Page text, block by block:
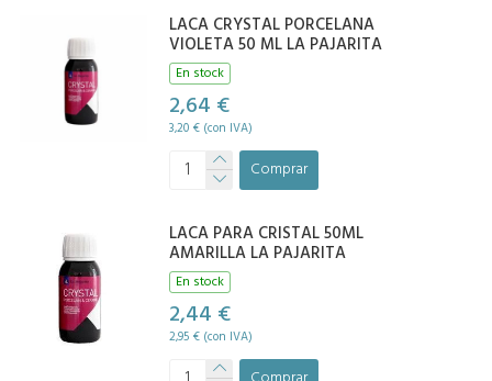
LACA CRYSTAL PORCELANA
VIOLETA 50 ML LA PAJARITA
En stock
2,64 €
3,20 € (con IVA)
Comprar
LACA PARA CRISTAL 50ML
AMARILLA LA PAJARITA
En stock
2,44 €
2,95 € (con IVA)